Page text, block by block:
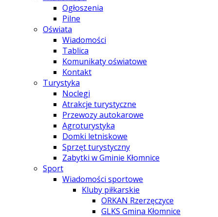
Ogłoszenia
Pilne
Oświata
Wiadomości
Tablica
Komunikaty oświatowe
Kontakt
Turystyka
Noclegi
Atrakcje turystyczne
Przewozy autokarowe
Agroturystyka
Domki letniskowe
Sprzęt turystyczny
Zabytki w Gminie Kłomnice
Sport
Wiadomości sportowe
Kluby piłkarskie
ORKAN Rzerzęczyce
GLKS Gmina Kłomnice